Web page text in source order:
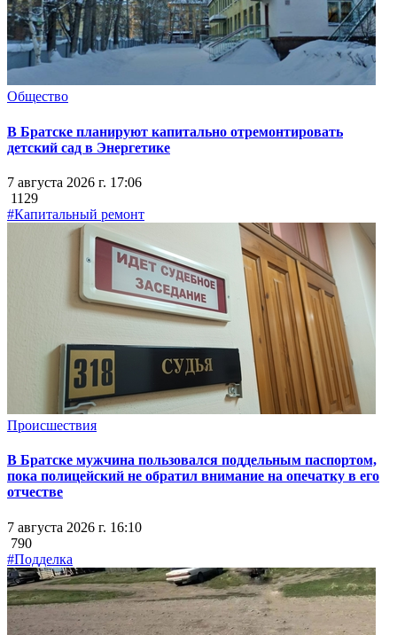
Общество
В Братске планируют капитально отремонтировать
детский сад в Энергетике
7 августа 2026 г. 17:06
1129
#Капитальный ремонт
Происшествия
В Братске мужчина пользовался поддельным паспортом,
пока полицейский не обратил внимание на опечатку в его
отчестве
7 августа 2026 г. 16:10
790
#Подделка